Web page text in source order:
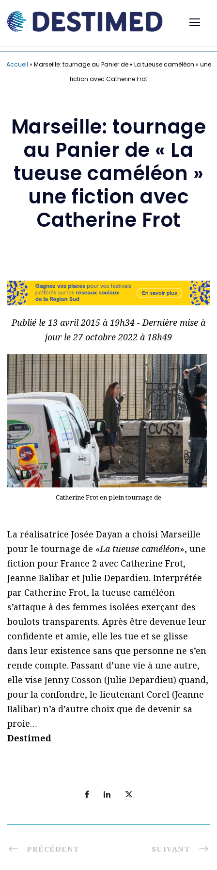
Accueil » Marseille: tournage au Panier de « La tueuse caméléon » une
fiction avec Catherine Frot
Marseille: tournage
au Panier de « La
tueuse caméléon »
une fiction avec
Catherine Frot
Publié le 13 avril 2015 à 19h34 - Dernière mise à
jour le 27 octobre 2022 à 18h49
Catherine Frot en plein tournage de
La réalisatrice Josée Dayan a choisi Marseille
pour le tournage de «La tueuse caméléon», une
fiction pour France 2 avec Catherine Frot,
Jeanne Balibar et Julie Depardieu. Interprétée
par Catherine Frot, la tueuse caméléon
s’attaque à des femmes isolées exerçant des
boulots transparents. Après être devenue leur
confidente et amie, elle les tue et se glisse
dans leur existence sans que personne ne s’en
rende compte. Passant d’une vie à une autre,
elle vise Jenny Cosson (Julie Depardieu) quand,
pour la confondre, le lieutenant Corel (Jeanne
Balibar) n’a d’autre choix que de devenir sa
proie…
Destimed
PRÉCÉDENT SUIVANT